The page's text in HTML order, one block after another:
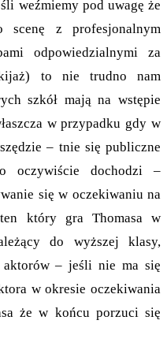
weźmiemy pod uwagę że
z profesjonalnym
odpowiedzialnymi za
to nie trudno nam
szkół mają na wstępie
w przypadku gdy w
– tnie się publiczne
oczywiście dochodzi –
się w oczekiwaniu na
który gra Thomasa w
do wyższej klasy,
aktorów – jeśli nie ma się
w okresie oczekiwania
że w końcu porzuci się